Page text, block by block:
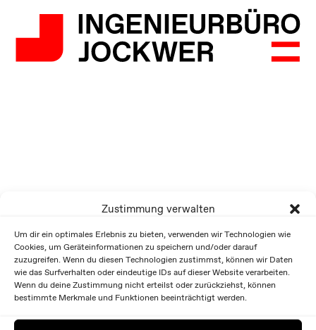
Zustimmung verwalten
Um dir ein optimales Erlebnis zu bieten, verwenden wir Technologien wie
Cookies, um Geräteinformationen zu speichern und/oder darauf
zuzugreifen. Wenn du diesen Technologien zustimmst, können wir Daten
wie das Surfverhalten oder eindeutige IDs auf dieser Website verarbeiten.
Wenn du deine Zustimmung nicht erteilst oder zurückziehst, können
bestimmte Merkmale und Funktionen beeinträchtigt werden.